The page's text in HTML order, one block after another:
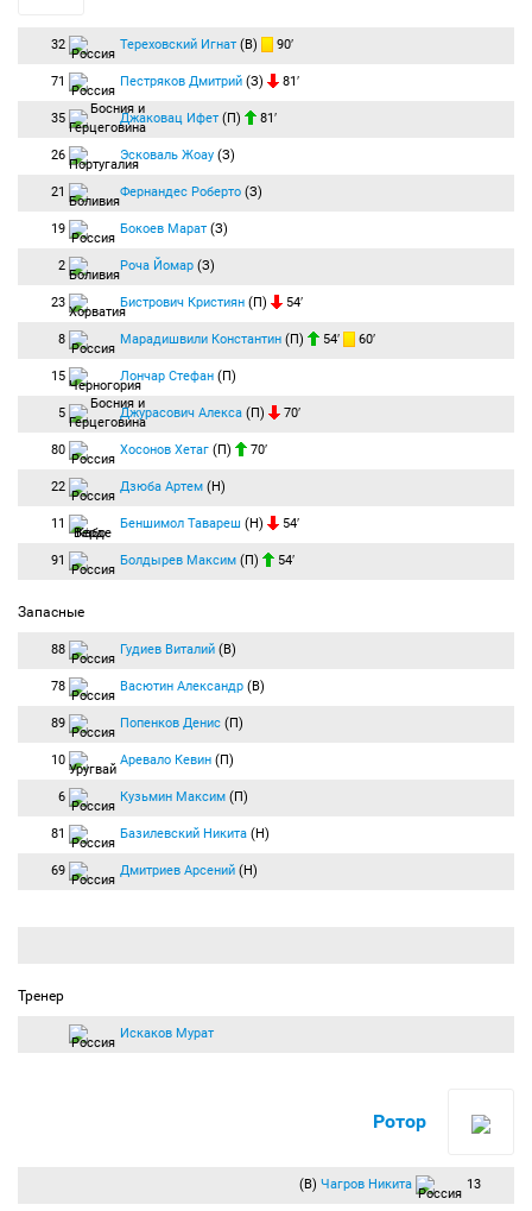
32 Тереховский Игнат (В) 90′
71 Пестряков Дмитрий (З) 81′
35 Джаковац Ифет (П) 81′
26 Эсковаль Жоау (З)
21 Фернандес Роберто (З)
19 Бокоев Марат (З)
2 Роча Йомар (З)
23 Бистрович Кристиян (П) 54′
8 Марадишвили Константин (П) 54′ 60′
15 Лончар Стефан (П)
5 Джурасович Алекса (П) 70′
80 Хосонов Хетаг (П) 70′
22 Дзюба Артем (Н)
11 Беншимол Тавареш (Н) 54′
91 Болдырев Максим (П) 54′
Запасные
88 Гудиев Виталий (В)
78 Васютин Александр (В)
89 Попенков Денис (П)
10 Аревало Кевин (П)
6 Кузьмин Максим (П)
81 Базилевский Никита (Н)
69 Дмитриев Арсений (Н)
Тренер
Искаков Мурат
Ротор
(В) Чагров Никита 13